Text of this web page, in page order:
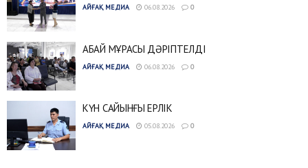
АЙҒАҚ МЕДИА 06.08.2026 0
АБАЙ МҰРАСЫ ДӘРІПТЕЛДІ
АЙҒАҚ МЕДИА 06.08.2026 0
КҮН САЙЫНҒЫ ЕРЛІК
АЙҒАҚ МЕДИА 05.08.2026 0